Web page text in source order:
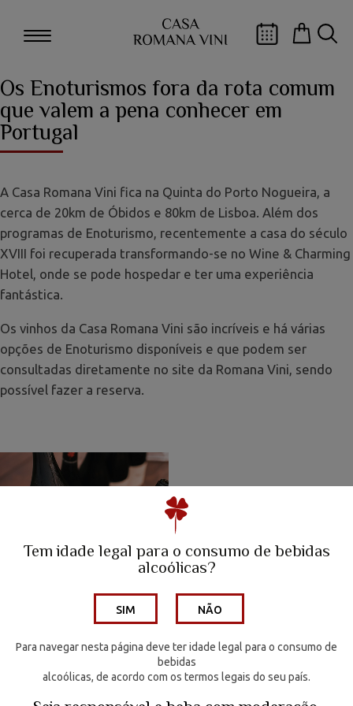
Tem idade legal para o consumo de bebidas
alcoólicas?
SIM NÃO
Para navegar nesta página deve ter idade legal para o consumo de
bebidas
alcoólicas, de acordo com os termos legais do seu país.
A Family Winery
Quinta da Escusa | Tejo
Quinta do Porto Nogueira | Lisboa
Wine Hotel
Os Vinhos
Enoturismo
Os Enoturismos fora da rota comum
que valem a pena conhecer em
Portugal
A Casa Romana Vini fica na Quinta do Porto Nogueira, a
cerca de 20km de Óbidos e 80km de Lisboa. Além dos
programas de Enoturismo, recentemente a casa do século
XVIII foi recuperada transformando-se no Wine & Charming
Hotel, onde se pode hospedar e ter uma experiência
fantástica.
Os vinhos da Casa Romana Vini são incríveis e há várias
opções de Enoturismo disponíveis e que podem ser
consultadas diretamente no site da Romana Vini, sendo
possível fazer a reserva.
VEJA TAMBÉM